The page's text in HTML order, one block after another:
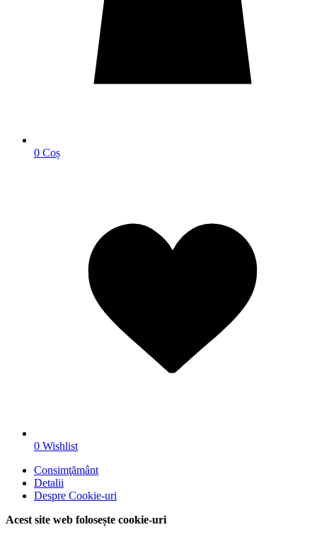
0 Coș
0 Wishlist
Consimţământ
Detalii
Despre Cookie-uri
Acest site web folosește cookie-uri